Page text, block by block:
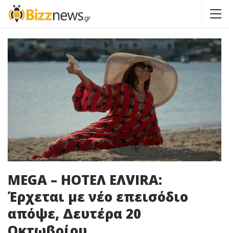
MEGA – HOTΕΛ ΕΛVIRA:
Έρχεται με νέο επεισόδιο
απόψε, Δευτέρα 20